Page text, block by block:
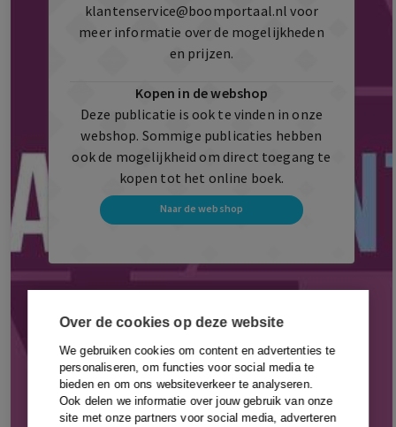
Over de cookies op deze website
We gebruiken cookies om content en advertenties te
personaliseren, om functies voor social media te
bieden en om ons websiteverkeer te analyseren.
Ook delen we informatie over jouw gebruik van onze
site met onze partners voor social media, adverteren
klantenservice@boomportaal.nl voor
meer informatie over de mogelijkheden
en prijzen.
Kopen in de webshop
Deze publicatie is ook te vinden in onze
webshop. Sommige publicaties hebben
ook de mogelijkheid om direct toegang te
kopen tot het online boek.
Naar de webshop